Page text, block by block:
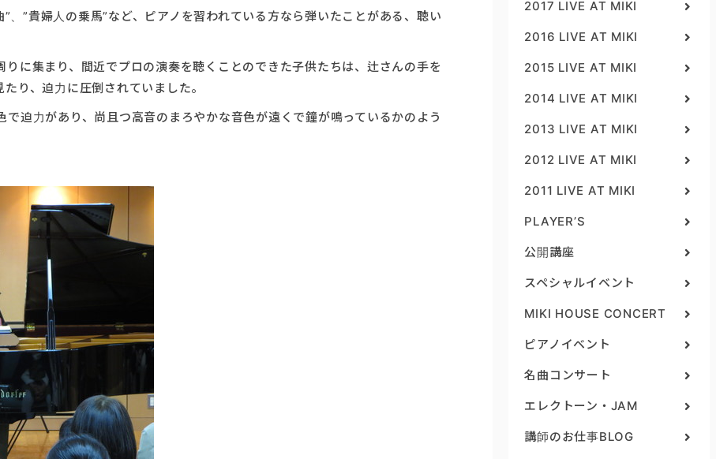
、”貴婦人の乗馬”など、ピアノを習われている方なら弾いたことがある、聴い
に集まり、間近でプロの演奏を聴くことのできた子供たちは、辻さんの手を
り、迫力に圧倒されていました。
迫力があり、尚且つ高音のまろやかな音色が遠くで鐘が鳴っているかのよう
2017 LIVE AT MIKI
2016 LIVE AT MIKI
2015 LIVE AT MIKI
2014 LIVE AT MIKI
2013 LIVE AT MIKI
2012 LIVE AT MIKI
2011 LIVE AT MIKI
PLAYER’S
公開講座
スペシャルイベント
MIKI HOUSE CONCERT
ピアノイベント
名曲コンサート
エレクトーン・JAM
講師のお仕事BLOG